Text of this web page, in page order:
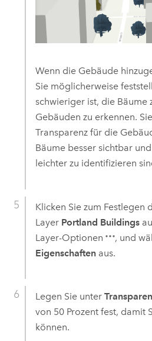
Wenn die Gebäude
Sie möglicherweise
schwieriger ist, die Bäume
Gebäuden zu erkennen.
Transparenz für die
Bäume besser sichtbar
leichter zu identifizieren
Klicken Sie zum Festlegen
Layer Portland Buildings
Layer-Optionen
, und
Eigenschaftenaus.
Legen Sie unter
von 50 Prozent fest, damit
können.